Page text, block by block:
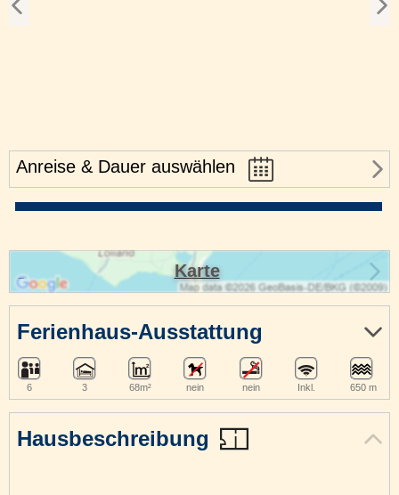
Anreise & Dauer auswählen
Hausbeschreibung
Ferienhaus-Ausstattung
6 3 68m² nein nein Inkl. 650 m
Karte